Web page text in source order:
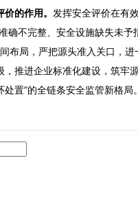
作用。 发挥安全评价在有效
确不完整、安全设施缺失未予指
布局，严把源头准入关口
，推进企业标准化建设，筑牢源头
置”的全链条安全监管新格局。